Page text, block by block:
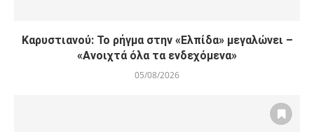
Καρυστιανού: Το ρήγμα στην «Ελπίδα» μεγαλώνει –
«Ανοιχτά όλα τα ενδεχόμενα»
05/08/2026